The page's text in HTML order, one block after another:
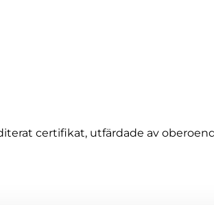
certifikat, utfärdade av